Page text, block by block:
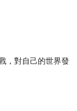
，對自己的世界發